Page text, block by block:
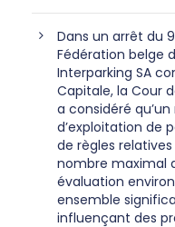
Dans un arrêt du
Fédération belge
Interparking SA
Capitale, la Cour
a considéré
d’exploitation de
de règles
nombre maximal
évaluation
ensemble
influençant des